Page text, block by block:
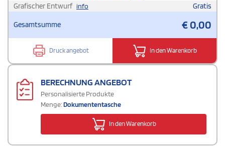
Grafischer Entwurf info Gratis
Gesamtsumme €0,00
Druck angebot In den Warenkorb
BERECHNUNG ANGEBOT
Personalisierte Produkte
Menge:Dokumententasche
In den Warenkorb